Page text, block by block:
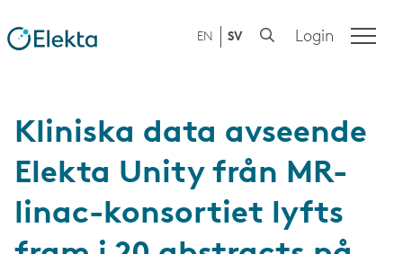
EN SV Login
Kliniska data avseende
Elekta Unity från MR-
linac-konsortiet lyfts